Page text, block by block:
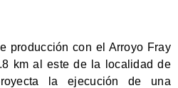
producción con el Arroyo Fray
km al este de la localidad de
la ejecución de una